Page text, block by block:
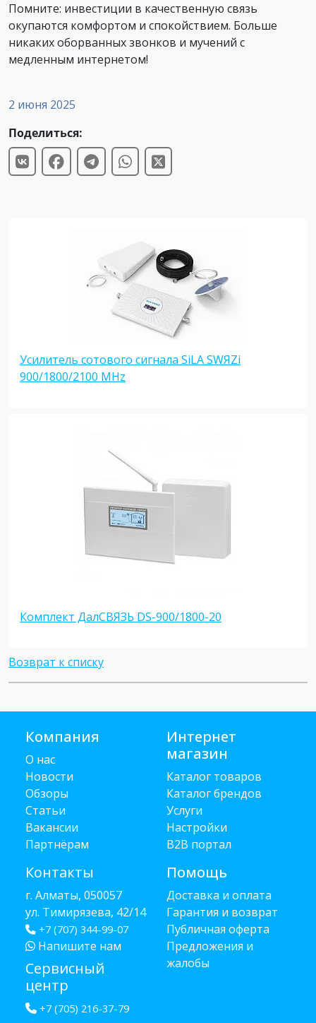
2 июня 2025
Поделиться:
Усилитель сотового сигнала SiLA SWЯZi
900/1800/2100 MHz
Комплект ДалСВЯЗЬ DS-900/1800-20
Помните: инвестиции в качественную связь
окупаются комфортом и спокойствием. Больше
никаких оборванных звонков и мучений с
медленным интернетом!
Возврат к списку
Компания
О нас
Новости
Обзоры
Статьи
Вакансии
Партнёрам
Контакты
г. Алматы, 050057
ул. Тимирязева, 42/14
+7 (707) 344-99-07
Напишите нам
Сервисный
центр
+7 (705) 216-37-79
Интернет
магазин
Каталог товаров
Каталог брендов
Услуги
Настройки
B2B портал
Помощь
Доставка и оплата
Гарантия и возврат
Публичная оферта
Предложения и
жалобы